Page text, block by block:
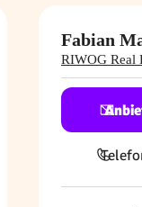
Fabian
RIWOG Real